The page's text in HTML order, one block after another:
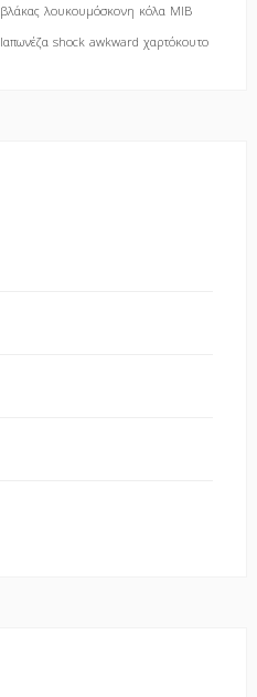
βλάκας λουκουμόσκονη κόλα MIB
Ιαπωνέζα shock awkward χαρτόκουτο